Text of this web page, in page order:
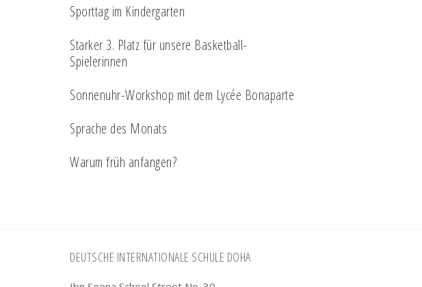
Sporttag im Kindergarten
Starker 3. Platz für unsere Basketball-
Spielerinnen
Sonnenuhr-Workshop mit dem Lycée Bonaparte
Sprache des Monats
Warum früh anfangen?
DEUTSCHE INTERNATIONALE SCHULE DOHA